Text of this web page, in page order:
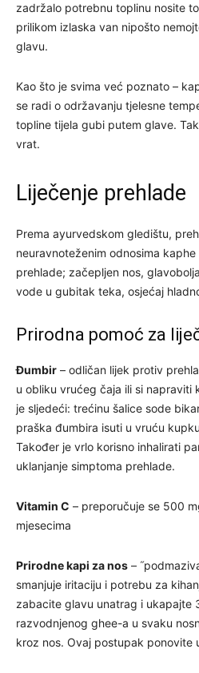
zadržalo potrebnu toplinu nosite
prilikom izlaska van nipošto
glavu.
Kao što je svima već poznato –
se radi o održavanju tjelesne
topline tijela gubi putem glave.
vrat.
Liječenje prehlade
Prema ayurvedskom gledištu,
neuravnoteženim odnosima
prehlade; začepljen nos,
vode u gubitak teka, osjećaj
Prirodna pomoć za
Đumbir – odličan lijek protiv
u obliku vrućeg čaja ili si napraviti
je sljedeći: trećinu šalice sode
praška đumbira isuti u vruću
Također je vrlo korisno inhalirati
uklanjanje simptoma prehlade.
Vitamin C – preporučuje se 500
mjesecima
Prirodne kapi za nos –
smanjuje iritaciju i potrebu za
zabacite glavu unatrag i ukapajte
razvodnjenog ghee-a u svaku
kroz nos. Ovaj postupak ponovite